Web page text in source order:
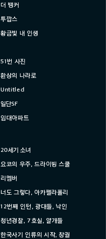
더 뱅커
투깝스
​황금빛 내 인생
51번 사진
​환상의 나라로
Untitled
일단SF
​임대아파트​​
20세기 소녀
요코의 우주, 드라이빙 스쿨
리멤버
너도 그렇다, 아카펠라폴리
12번째 인턴, 광대들, 낙인
청년경찰, 7호실, 얄개들
한국사기 인류의 시작, 창궐